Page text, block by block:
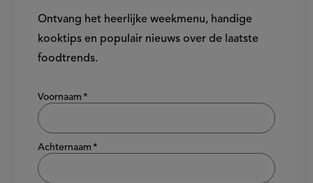
Ontvang het heerlijke weekmenu, handige
kooktips en populair nieuws over de laatste
foodtrends.
Show/hide
Voornaam
Achternaam